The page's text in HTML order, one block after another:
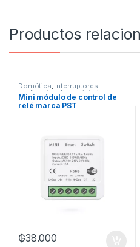
Productos
Domótica, Interruptores
Inteligentes ,Luces inteligentes
Otros dispositivos
Mini módulo de control de
relé marca PST
₲38.000